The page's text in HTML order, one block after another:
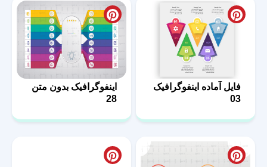
فایل آماده اینفوگرافیک
03
اینفوگرافیک بدون متن
28